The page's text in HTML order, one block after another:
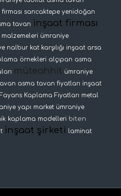
sancaktepe yenidoğan
tavan inşaat firması
ümraniye
nalbur kat karşılığı inşaat arsa
örnekleri alçıpan asma
müteahhit ümraniye
asma tavan fiyatları inşaat
Kaplama Fiyatları metal
yapı market ümraniye
kaplama modelleri biten
inşaat şirketi laminat